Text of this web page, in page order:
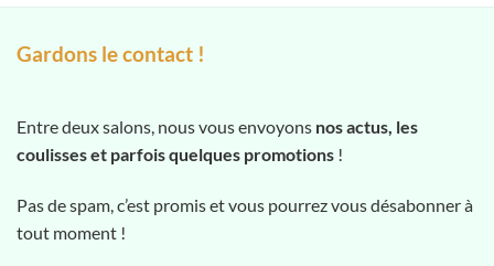
Gardons le contact !
Entre deux salons, nous vous envoyons nos actus, les
coulisses et parfois quelques promotions !
Pas de spam, c’est promis et vous pourrez vous désabonner à
tout moment !